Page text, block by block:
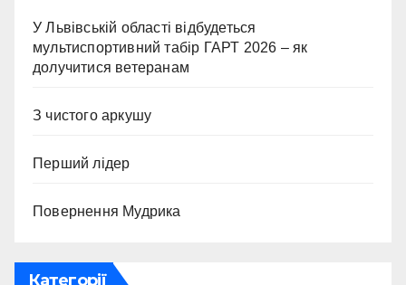
У Львівській області відбудеться
мультиспортивний табір ГАРТ 2026 – як
долучитися ветеранам
З чистого аркушу
Перший лідер
Повернення Мудрика
Категорії